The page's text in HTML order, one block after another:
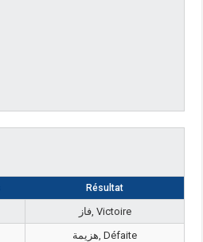
Résultat
فاز, Victoire
هزيمة, Défaite